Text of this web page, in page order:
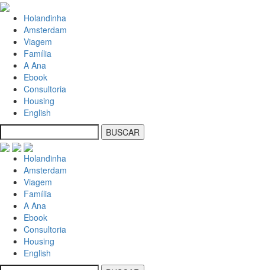
Holandinha
Amsterdam
Viagem
Família
A Ana
Ebook
Consultoria
Housing
English
Holandinha
Amsterdam
Viagem
Família
A Ana
Ebook
Consultoria
Housing
English